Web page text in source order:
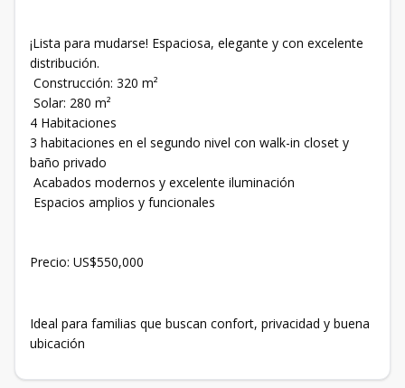
¡Lista para mudarse! Espaciosa, elegante y con excelente
distribución.
Construcción: 320 m²
Solar: 280 m²
4 Habitaciones
3 habitaciones en el segundo nivel con walk-in closet y
baño privado
Acabados modernos y excelente iluminación
Espacios amplios y funcionales
Precio: US$550,000
Ideal para familias que buscan confort, privacidad y buena
ubicación